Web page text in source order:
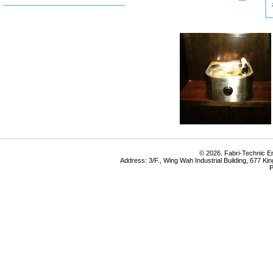
© 2026. Fabri-Technic
Address: 3/F., Wing Wah Industrial Building, 677